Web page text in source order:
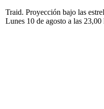
Traid. Proyección bajo las
Lunes 10 de agosto a las 23,00